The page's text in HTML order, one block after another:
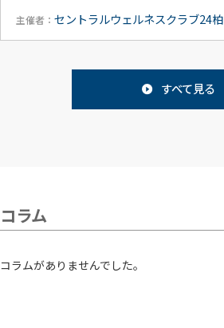
主催者：セントラルウェルネスクラブ24柏
すべて見る
コラム
コラムがありませんでした。